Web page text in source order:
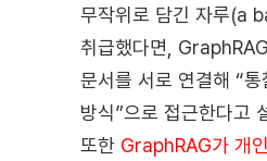
무작위로 담긴 자루(a
취급했다면, GraphRAG
문서를 서로 연결해 “
방식”으로 접근한다고
또한 GraphRAG가 개